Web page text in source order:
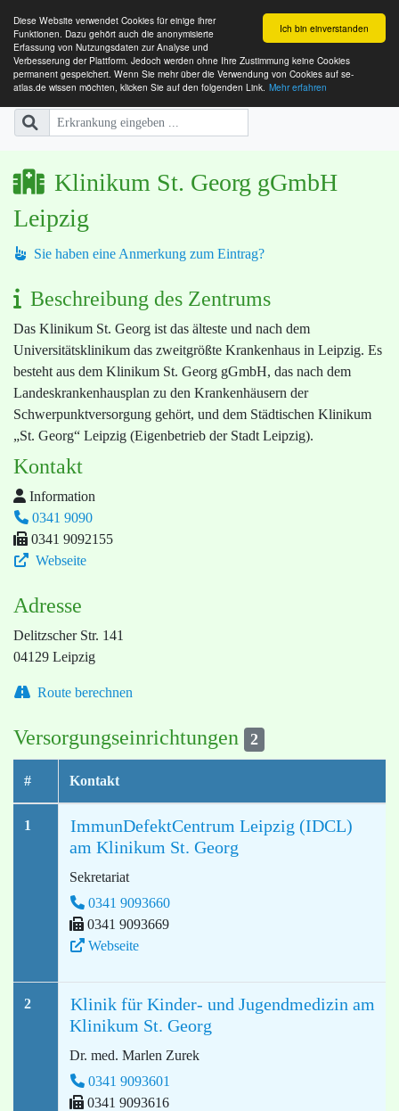
Ich bin einverstanden
Diese Website verwendet Cookies für einige ihrer
Funktionen. Dazu gehört auch die anonymisierte
Erfassung von Nutzungsdaten zur Analyse und
Verbesserung der Plattform. Jedoch werden ohne Ihre Zustimmung keine Cookies
permanent gespeichert. Wenn Sie mehr über die Verwendung von Cookies auf se-
atlas.de wissen möchten, klicken Sie auf den folgenden Link. Mehr erfahren
SE-ATLAS
Versorgungsatlas für Menschen
Klinikum St. Georg gGmbH
Leipzig
Sie haben eine Anmerkung zum Eintrag?
Beschreibung des Zentrums
Das Klinikum St. Georg ist das älteste und nach dem
Universitätsklinikum das zweitgrößte Krankenhaus in Leipzig. Es
besteht aus dem Klinikum St. Georg gGmbH, das nach dem
Landeskrankenhausplan zu den Krankenhäusern der
Schwerpunktversorgung gehört, und dem Städtischen Klinikum
„St. Georg“ Leipzig (Eigenbetrieb der Stadt Leipzig).
Kontakt
Information
0341 9090
0341 9092155
Webseite
Adresse
Delitzscher Str. 141
04129 Leipzig
Route berechnen
Versorgungseinrichtungen 2
# Kontakt
1
ImmunDefektCentrum Leipzig (IDCL)
am Klinikum St. Georg
Sekretariat
0341 9093660
0341 9093669
Webseite
2
Klinik für Kinder- und Jugendmedizin am
Klinikum St. Georg
Dr. med. Marlen Zurek
0341 9093601
0341 9093616